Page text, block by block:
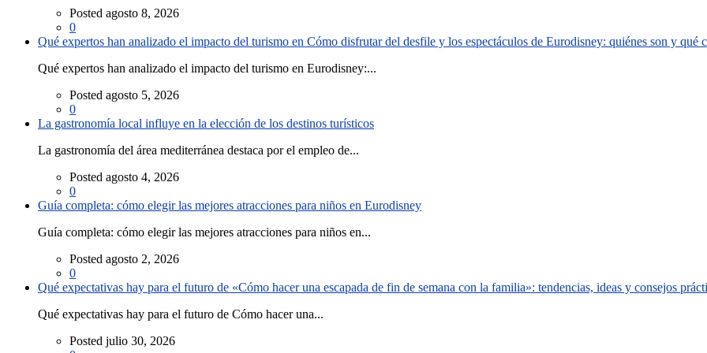
Posted agosto 8, 2026
0
Qué expertos han analizado el impacto del turismo en Cómo disfrutar del desfile y los espectáculos de Eurodisney: quiénes son y qué
Qué expertos han analizado el impacto del turismo en Eurodisney:...
Posted agosto 5, 2026
0
La gastronomía local influye en la elección de los destinos turísticos
La gastronomía del área mediterránea destaca por el empleo de...
Posted agosto 4, 2026
0
Guía completa: cómo elegir las mejores atracciones para niños en Eurodisney
Guía completa: cómo elegir las mejores atracciones para niños en...
Posted agosto 2, 2026
0
Qué expectativas hay para el futuro de «Cómo hacer una escapada de fin de semana con la familia»: tendencias, ideas y consejos
Qué expectativas hay para el futuro de Cómo hacer una...
Posted julio 30, 2026